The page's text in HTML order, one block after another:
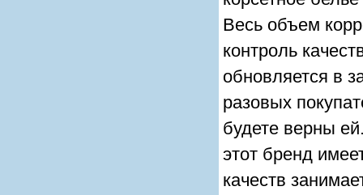
Весь объем
контроль
обновляется в
разовых
будете верны
этот бренд
качеств